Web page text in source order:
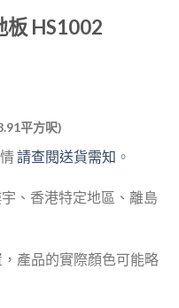
板 HS1002
平方呎)
請查閱送貨需知 。
、香港特定地區、離島
產品的實際顏色可能略